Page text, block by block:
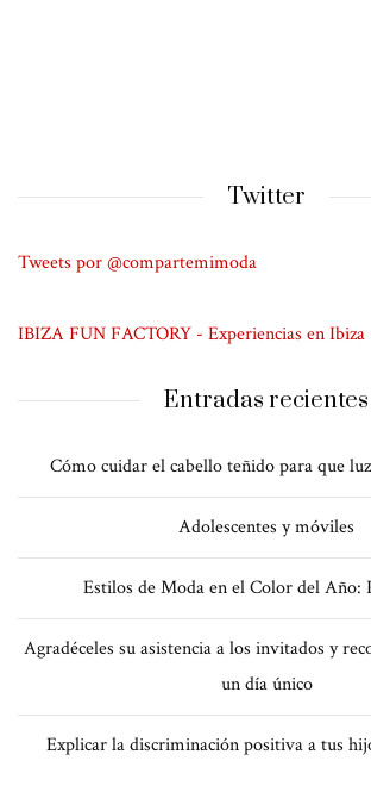
Twitter
Tweets por @compartemimoda
IBIZA FUN FACTORY - Experiencias en Ibiza
Entradas recientes
Cómo cuidar el cabello teñido para que
Adolescentes y móviles
Estilos de Moda en el Color del Año:
Agradéceles su asistencia a los invitados y
un día único
Explicar la discriminación positiva a tus